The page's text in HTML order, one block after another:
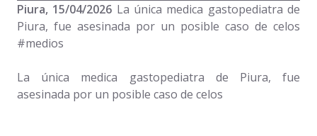
Piura, 15/04/2026 La única medica gastopediatra de
Piura, fue asesinada por un posible caso de celos
#medios
La única medica gastopediatra de Piura, fue
asesinada por un posible caso de celos